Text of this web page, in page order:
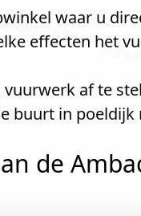
waar u
effecten het
af te
buurt in
de